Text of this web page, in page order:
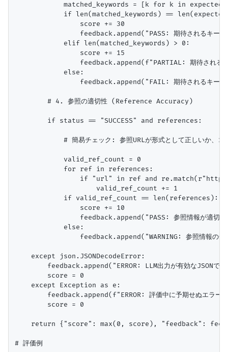
matched_keywords = [k for k in
if len(matched_keywords) ==
                score += 30
feedback.append("PASS: 期待されるキーワ
            elif len(matched_keywords) > 0:
                score += 15
feedback.append(f"PARTIAL: 期待される
            else:
feedback.append("FAIL: 期待されるキーワ
        # 4. 参照の適切性 (Reference Accuracy)
        if status == "SUCCESS" and references:
# 簡易チェック: 参照URLが形式として正しいか、コ
            valid_ref_count = 0
            for ref in references:
if "url" in ref and
                    valid_ref_count += 1
            if valid_ref_count == len(references):
                score += 10
feedback.append("PASS: 参照情報が適切で
            else:
feedback.append("WARNING: 参照情報の一部
    except json.JSONDecodeError:
feedback.append("ERROR: LLM出力が有効なJSONでは
        score = 0
    except Exception as e:
feedback.append(f"ERROR: 評価中に予期せぬエラー
        score = 0
return {"score": max(0, score), "feedback":
# 評価例